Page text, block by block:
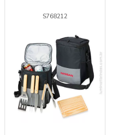
S768212